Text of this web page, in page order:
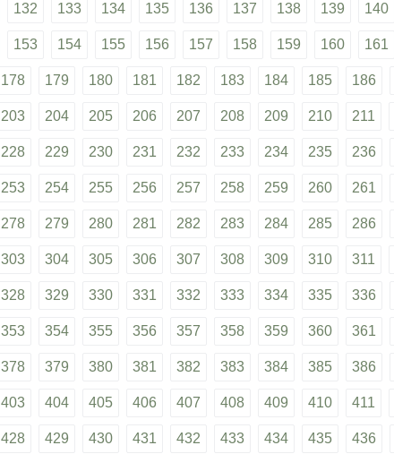
132 133 134 135 136 137 138 139 140
153 154 155 156 157 158 159 160 161
178 179 180 181 182 183 184 185 186
203 204 205 206 207 208 209 210 211
228 229 230 231 232 233 234 235 236
253 254 255 256 257 258 259 260 261
278 279 280 281 282 283 284 285 286
303 304 305 306 307 308 309 310 311
328 329 330 331 332 333 334 335 336
353 354 355 356 357 358 359 360 361
378 379 380 381 382 383 384 385 386
403 404 405 406 407 408 409 410 411
428 429 430 431 432 433 434 435 436